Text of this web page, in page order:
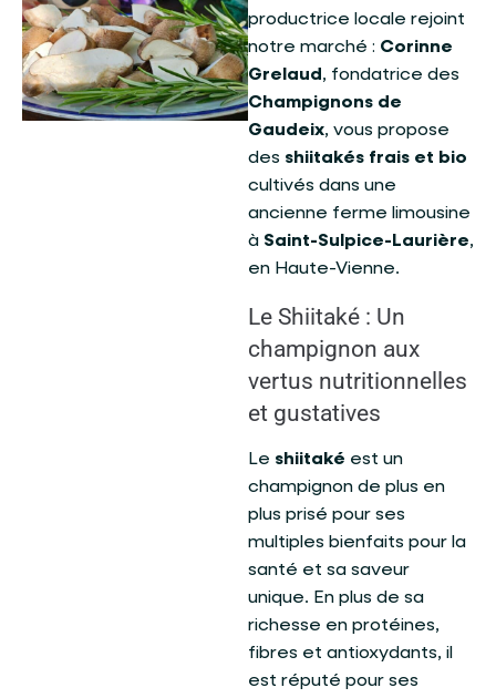
productrice locale rejoint
notre marché : Corinne
Grelaud , fondatrice des
Champignons de
Gaudeix, vous propose
des shiitakés frais et bio
cultivés dans une
ancienne ferme limousine
à Saint-Sulpice-Laurière,
en Haute-Vienne.
Le Shiitaké : Un
champignon aux
vertus nutritionnelles
et gustatives
Le shiitaké est un
champignon de plus en
plus prisé pour ses
multiples bienfaits pour la
santé et sa saveur
unique. En plus de sa
richesse en protéines,
fibres et antioxydants, il
est réputé pour ses